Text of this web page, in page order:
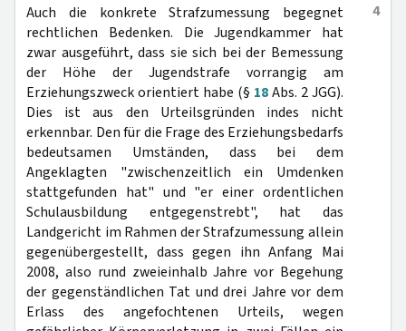
4
Auch die konkrete Strafzumessung begegnet
rechtlichen Bedenken. Die Jugendkammer hat
zwar ausgeführt, dass sie sich bei der Bemessung
der Höhe der Jugendstrafe vorrangig am
Erziehungszweck orientiert habe (§ 18Abs. 2 JGG).
Dies ist aus den Urteilsgründen indes nicht
erkennbar. Den für die Frage des Erziehungsbedarfs
bedeutsamen Umständen, dass bei dem
Angeklagten "zwischenzeitlich ein Umdenken
stattgefunden hat" und "er einer ordentlichen
Schulausbildung entgegenstrebt", hat das
Landgericht im Rahmen der Strafzumessung allein
gegenübergestellt, dass gegen ihn Anfang Mai
2008, also rund zweieinhalb Jahre vor Begehung
der gegenständlichen Tat und drei Jahre vor dem
Erlass des angefochtenen Urteils, wegen